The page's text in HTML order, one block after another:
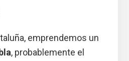
emprendemos un
, probablemente el